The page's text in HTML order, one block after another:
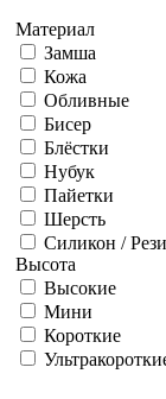
Материал
Замша
Кожа
Обливные
Бисер
Блёстки
Нубук
Пайетки
Шерсть
Силикон /
Высота
Высокие
Мини
Короткие